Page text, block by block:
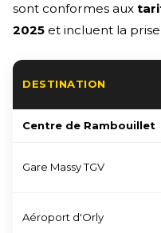
sont conformes aux
2025 et incluent la
DESTINATION
Centre de Rambouillet
Gare Massy TGV
Aéroport d'Orly